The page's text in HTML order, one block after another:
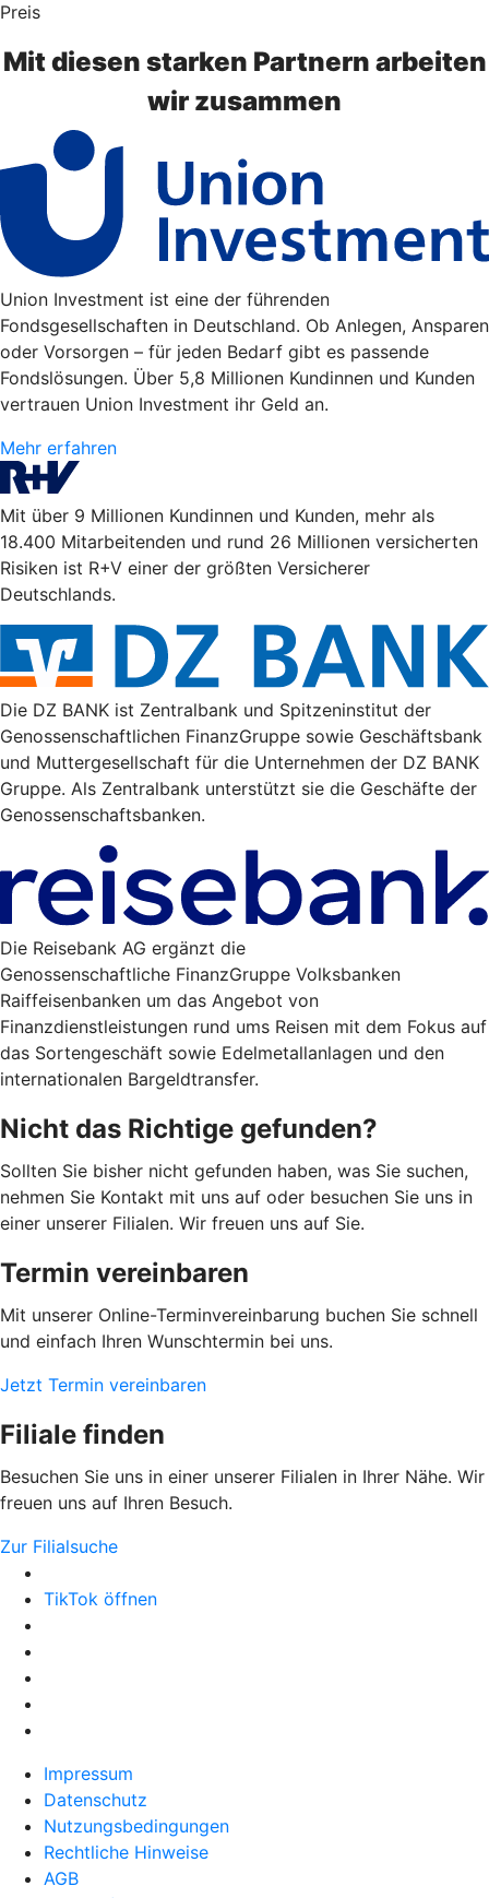
Preis
Mit diesen starken Partnern arbeiten
wir zusammen
Union Investment ist eine der führenden
Fondsgesellschaften in Deutschland. Ob Anlegen, Ansparen
oder Vorsorgen – für jeden Bedarf gibt es passende
Fondslösungen. Über 5,8 Millionen Kundinnen und Kunden
vertrauen Union Investment ihr Geld an.
Mehr erfahren
Mit über 9 Millionen Kundinnen und Kunden, mehr als
18.400 Mitarbeitenden und rund 26 Millionen versicherten
Risiken ist R+V einer der größten Versicherer
Deutschlands.
Die DZ BANK ist Zentralbank und Spitzeninstitut der
Genossenschaftlichen FinanzGruppe sowie Geschäftsbank
und Muttergesellschaft für die Unternehmen der DZ BANK
Gruppe. Als Zentralbank unterstützt sie die Geschäfte der
Genossenschaftsbanken.
Die Reisebank AG ergänzt die
Genossenschaftliche FinanzGruppe Volksbanken
Raiffeisenbanken um das Angebot von
Finanzdienstleistungen rund ums Reisen mit dem Fokus auf
das Sortengeschäft sowie Edelmetallanlagen und den
internationalen Bargeldtransfer.
Nicht das Richtige gefunden?
Sollten Sie bisher nicht gefunden haben, was Sie suchen,
nehmen Sie Kontakt mit uns auf oder besuchen Sie uns in
einer unserer Filialen. Wir freuen uns auf Sie.
Termin vereinbaren
Mit unserer Online-Terminvereinbarung buchen Sie schnell
und einfach Ihren Wunschtermin bei uns.
Jetzt Termin vereinbaren
Filiale finden
Besuchen Sie uns in einer unserer Filialen in Ihrer Nähe. Wir
freuen uns auf Ihren Besuch.
Zur Filialsuche
TikTok öffnen
Impressum
Datenschutz
Nutzungsbedingungen
Rechtliche Hinweise
AGB